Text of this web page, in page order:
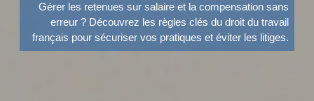
Gérer les retenues sur salaire et la compensation sans
erreur ? Découvrez les règles clés du droit du travail
français pour sécuriser vos pratiques et éviter les litiges.